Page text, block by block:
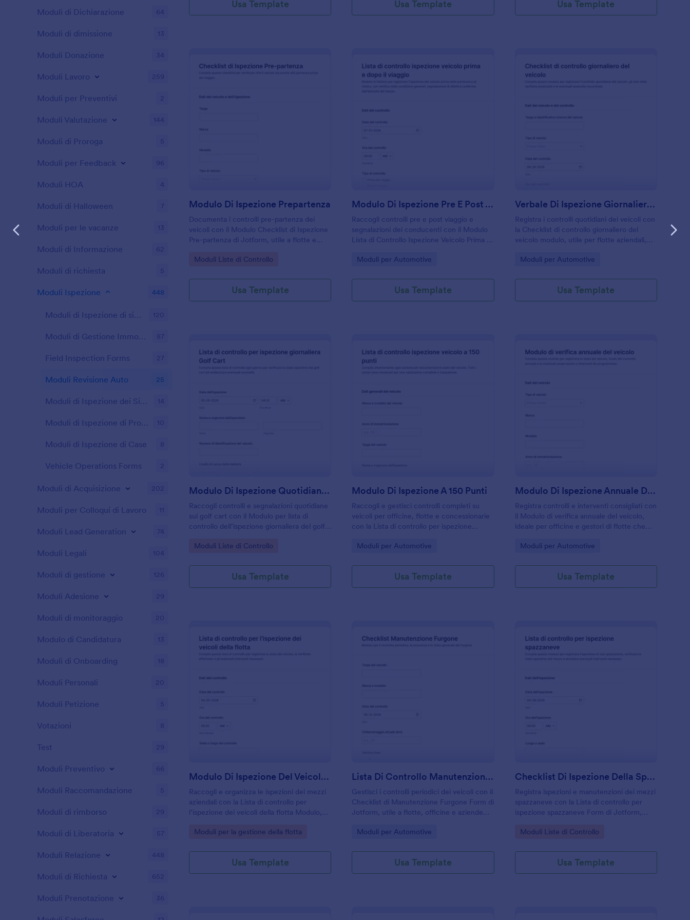
Usa Template Usa Template Usa Template
: Modulo Di Ispezione Prepartenza
Modulo Di Ispezione Prepartenza
Documenta i controlli pre-partenza dei
veicoli con il Modulo Checklist di Ispezione
Pre-partenza di Jotform, utile a flotte e
l’esito dell’ispezione prima di ogni viaggio.
Go to Category:
Moduli Liste di Controllo
Usa Template
Modulo Di Ispezione Pre E Post Viaggio Del Conducente
Raccogli controlli pre e post viaggio e
segnalazioni dei conducenti con il Modulo
Lista di Controllo Ispezione Veicolo Prima e
aziendali, trasporti e logistica.
Go to Category:
Moduli per Automotive
Usa Template
Verbale Di Ispezione Giornaliera Del Veicolo
Registra i controlli quotidiani dei veicoli con
la Checklist di controllo giornaliero del
veicolo modulo, utile per flotte aziendali,
segnalare anomalie e standardizzare le
Go to Category:
Moduli per Automotive
Usa Template
Modulo Di Ispezione Quotidiana Del Carrello Da Golf
Raccogli controlli e segnalazioni quotidiane
sui golf cart con il Modulo per lista di
controllo dell’ispezione giornaliera del golf
vogliono semplificare la raccolta dati e la
Go to Category:
Moduli Liste di Controllo
Usa Template
: Modulo Di Ispezione A 150 Punti
Modulo Di Ispezione A 150 Punti
Raccogli e gestisci controlli completi su
veicoli per officine, flotte e concessionarie
con la Lista di controllo per ispezione
per ispezioni periodiche, preconsegna e
Go to Category:
Moduli per Automotive
Usa Template
Modulo Di Ispezione Annuale Del Veicolo
Registra controlli e interventi consigliati con
il Modulo di verifica annuale del veicolo,
ideale per officine e gestori di flotte che
periodiche e pianificare la manutenzione
Go to Category:
Moduli per Automotive
Usa Template
Modulo Di Ispezione Del Veicolo Aziendale
Raccogli e organizza le ispezioni dei mezzi
aziendali con la Lista di controllo per
l’ispezione dei veicoli della flotta Modulo,
manutenzione per monitorare controlli e
Go to Category:
Moduli per la gestione della flotta
Usa Template
: Lista Di Controllo Manutenzione Van
Lista Di Controllo Manutenzione Van
Gestisci i controlli periodici dei veicoli con il
Checklist di Manutenzione Furgone Form di
Jotform, utile a flotte, officine e aziende
interventi in modo coerente.
Go to Category:
Moduli per Automotive
Usa Template
Checklist Di Ispezione Della Spazzaneve
Registra ispezioni e manutenzioni dei mezzi
spazzaneve con la Lista di controllo per
ispezione spazzaneve Form di Jotform,
vogliono centralizzare la raccolta dati e le
Go to Category:
Moduli Liste di Controllo
Usa Template
Moduli di Dichiarazione 64
Moduli di dimissione 13
Moduli Donazione 34
Moduli Lavoro 259
Moduli per Preventivi 2
Moduli Valutazione 144
Moduli di Proroga 5
Moduli per Feedback 96
Moduli HOA 4
Moduli di Halloween 7
Moduli per le vacanze 13
Moduli di Informazione 62
Moduli di richiesta 5
Moduli Ispezione 448
Moduli di Ispezione di sicurezza 120
Moduli di Gestione Immobiliare 87
Field Inspection Forms 27
Moduli Revisione Auto 25
Moduli di Ispezione dei Sistemi ntincendio 14
Moduli di Ispezione di Proprietà in Affitto 10
Moduli di Ispezione di Case 8
Vehicle Operations Forms 2
Moduli di Acquisizione 202
Moduli per Colloqui di Lavoro 11
Moduli Lead Generation 74
Moduli Legali 104
Moduli di gestione 126
Moduli Adesione 29
Moduli di monitoraggio 20
Modulo di Candidatura 13
Moduli di Onboarding 18
Moduli Personali 20
Moduli Petizione 5
Votazioni 8
Test 29
Moduli Preventivo 66
Moduli Raccomandazione 5
Moduli di rimborso 29
Moduli di Liberatoria 57
Moduli Relazione 448
Moduli di Richiesta 652
Moduli Prenotazione 36